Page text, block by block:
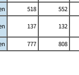
518 552
137 132
777 808